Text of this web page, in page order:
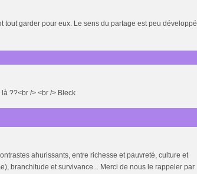
tout garder pour eux. Le sens du partage est peu développé
??<br /> <br /> Bleck
ahurissants, entre richesse et pauvreté, culture et
branchitude et survivance... Merci de nous le rappeler par